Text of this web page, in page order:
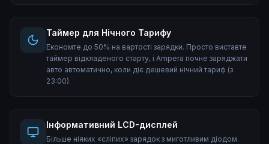
Таймер для Нічного Тарифу
Економте до 50% на вартості зарядки. Просто виставте
таймер відкладеного старту, і Ampera почне заряджати
авто автоматично, коли діє дешевий нічний тариф (з
23:00).
Інформативний LCD-дисплей
Більше ніяких «сліпих» зарядок з миготливим діодом.